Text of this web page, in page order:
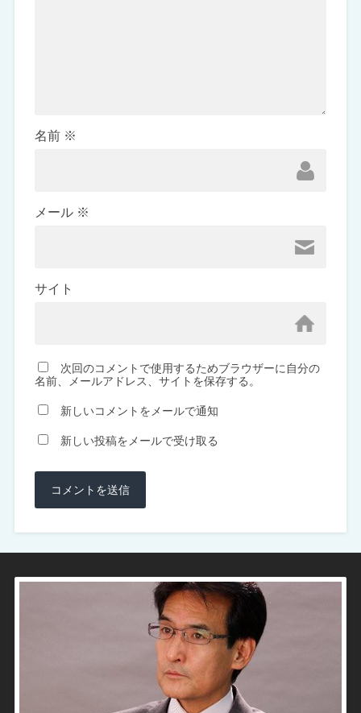
名前 ※
メール ※
サイト
次回のコメントで使用するためブラウザーに自分の
名前、メールアドレス、サイトを保存する。
新しいコメントをメールで通知
新しい投稿をメールで受け取る